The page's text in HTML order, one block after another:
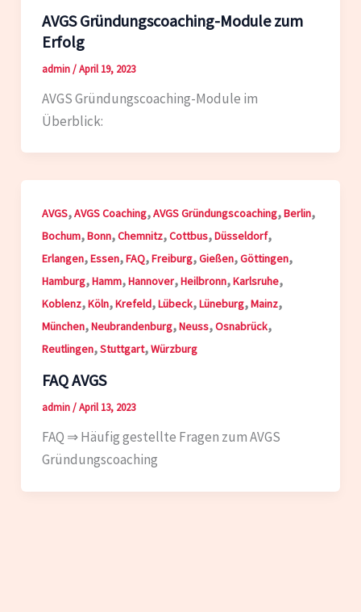
AVGS Gründungscoaching-Module zum
Erfolg
admin/April 19, 2023
AVGS Gründungscoaching-Module im
Überblick:
AVGS,AVGS Coaching,AVGS Gründungscoaching,Berlin,
Bochum,Bonn,Chemnitz,Cottbus,Düsseldorf,
Erlangen,Essen,FAQ,Freiburg,Gießen,Göttingen,
Hamburg,Hamm,Hannover,Heilbronn,Karlsruhe,
Koblenz,Köln,Krefeld,Lübeck,Lüneburg,Mainz,
München,Neubrandenburg,Neuss,Osnabrück,
Reutlingen,Stuttgart,Würzburg
FAQ AVGS
admin/April 13, 2023
FAQ ⇒ Häufig gestellte Fragen zum AVGS
Gründungscoaching